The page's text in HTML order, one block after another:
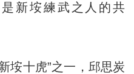
新垵練武之人的共
十虎”之一，邱思炭